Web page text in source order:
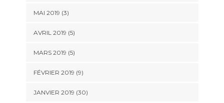
MAI 2019 (3)
AVRIL 2019 (5)
MARS 2019 (5)
FÉVRIER 2019 (9)
JANVIER 2019 (30)